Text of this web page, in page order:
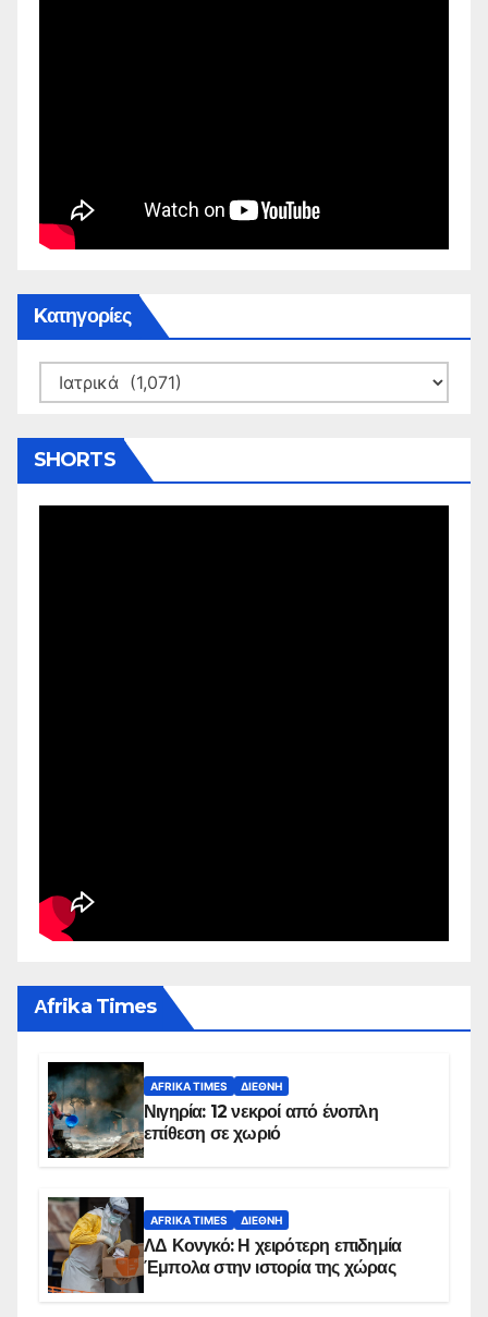
Kατηγορίες
Kατηγορίες
SHORTS
Αfrika Times
AFRIKA TIMES ΔΙΕΘΝΉ
Νιγηρία: 12 νεκροί από ένοπλη
επίθεση σε χωριό
AFRIKA TIMES ΔΙΕΘΝΉ
ΛΔ Κονγκό: Η χειρότερη επιδημία
Έμπολα στην ιστορία της χώρας